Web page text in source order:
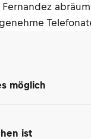
möglich
ist